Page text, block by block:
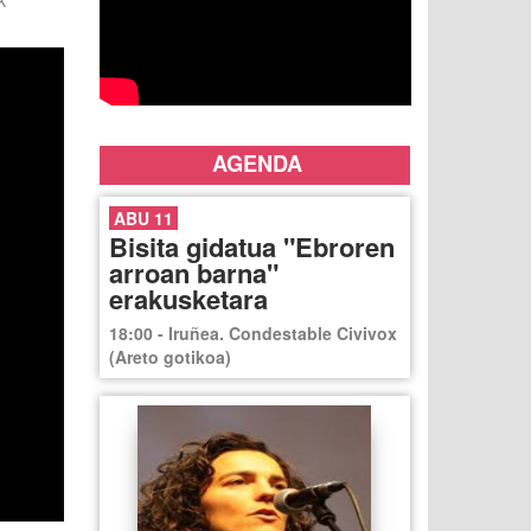
AGENDA
ABU 11
Bisita gidatua "Ebroren
arroan barna"
erakusketara
18:00 - Iruñea. Condestable Civivox
(Areto gotikoa)